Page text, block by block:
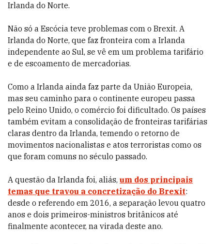
Irlanda do Norte.
Não só a Escócia teve problemas com o Brexit. A
Irlanda do Norte, que faz fronteira com a Irlanda
independente ao Sul, se vê em um problema tarifário
e de escoamento de mercadorias.
Como a Irlanda ainda faz parte da União Europeia,
mas seu caminho para o continente europeu passa
pelo Reino Unido, o comércio foi dificultado. Os países
também evitam a consolidação de fronteiras tarifárias
claras dentro da Irlanda, temendo o retorno de
movimentos nacionalistas e atos terroristas como os
que foram comuns no século passado.
A questão da Irlanda foi, aliás, um dos principais
temas que travou a concretização do Brexit:
desde o referendo em 2016, a separação levou quatro
anos e dois primeiros-ministros britânicos até
finalmente acontecer, na virada deste ano.